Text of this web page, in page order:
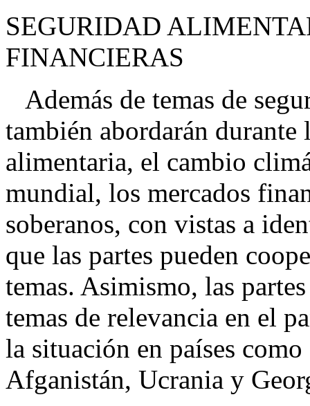
SEGURIDAD
FINANCIERAS
Además de temas de
también abordarán
alimentaria, el cambio
mundial, los mercados
soberanos, con vistas a
que las partes pueden
temas. Asimismo, las
temas de relevancia en el
la situación en países
Afganistán, Ucrania y